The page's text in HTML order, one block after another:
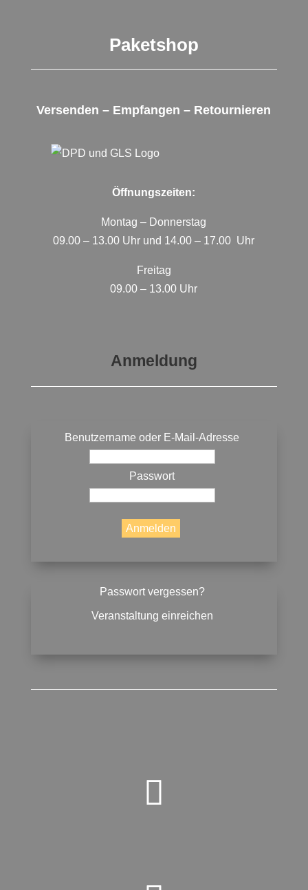
Paketshop
Versenden – Empfangen – Retournieren
Öffnungszeiten:
Montag – Donnerstag
09.00 – 13.00 Uhr und 14.00 – 17.00 Uhr
Freitag
09.00 – 13.00 Uhr
Anmeldung
Benutzername oder E-Mail-Adresse
Passwort
Passwort vergessen?
Veranstaltung einreichen